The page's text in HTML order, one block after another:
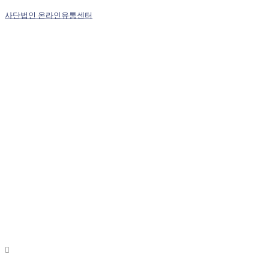
사단법인 온라인유통센터